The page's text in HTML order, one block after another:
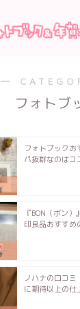
―
フォトブ
フォトブック
パ抜群なのはコ
『BON（ボン
印良品おすすめ
ノハナの口コ
に期待以上の仕